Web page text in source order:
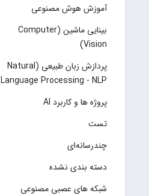
آموزش هوش مصنوعی
بینایی ماشین (Computer
Vision)
پردازش زبان طبیعی (Natural
Language Processing - NLP)
پروژه ها و کاربرد AI
تست
چند‌‌رسانه‌ای
دسته بندی نشده
شبکه های عصبی مصنوعی